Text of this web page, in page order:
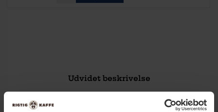
Udvidet beskrivelse